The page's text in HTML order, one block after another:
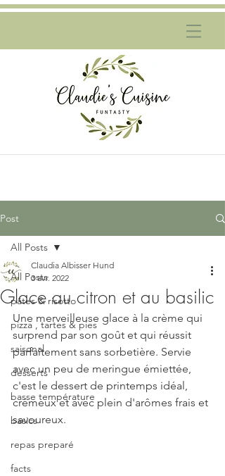
Post
All Posts
pâtes & risotto
pizza , tartes & pies
saisonal
desserts
basse température
basics
repas preparé
facts
All Posts
Glace au citron et au basilic
Claudia Albisser Hund
3 avr. 2022
Une merveilleuse glace à la crème qui
surprend par son goût et qui réussit
parfaitement sans sorbetière. Servie
avec un peu de meringue émiettée,
c'est le dessert de printemps idéal,
crémeux et avec plein d'arômes frais et
savoureux.